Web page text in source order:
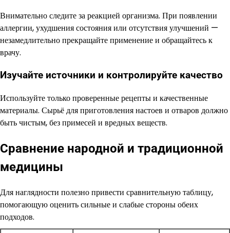
Внимательно следите за реакцией организма. При появлении
аллергии, ухудшения состояния или отсутствия улучшений —
незамедлительно прекращайте применение и обращайтесь к
врачу.
Изучайте источники и контролируйте качество
Используйте только проверенные рецепты и качественные
материалы. Сырьё для приготовления настоев и отваров должно
быть чистым, без примесей и вредных веществ.
Сравнение народной и традиционной
медицины
Для наглядности полезно привести сравнительную таблицу,
помогающую оценить сильные и слабые стороны обеих
подходов.